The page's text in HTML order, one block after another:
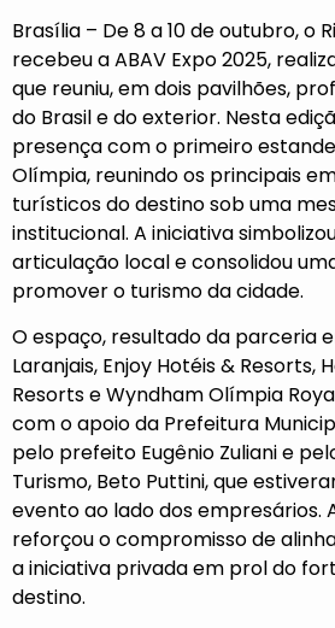
Brasília – De 8 a 10 de outubro, o
recebeu a ABAV Expo 2025,
que reuniu, em dois pavilhões,
do Brasil e do exterior. Nesta
presença com o primeiro
Olímpia, reunindo os principais
turísticos do destino sob uma
institucional. A iniciativa
articulação local e consolidou
promover o turismo da cidade.
O espaço, resultado da parceria
Laranjais, Enjoy Hotéis & Resorts,
Resorts e Wyndham Olímpia
com o apoio da Prefeitura
pelo prefeito Eugênio Zuliani e
Turismo, Beto Puttini, que
evento ao lado dos empresários.
reforçou o compromisso de
a iniciativa privada em prol do
destino.